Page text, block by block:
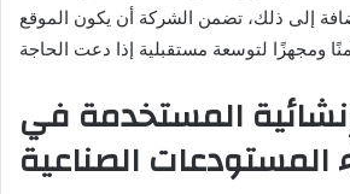
إلى ذلك، تضمن الشركة أن يكون الموقع
المستخدمة في
المستودعات الصناعية